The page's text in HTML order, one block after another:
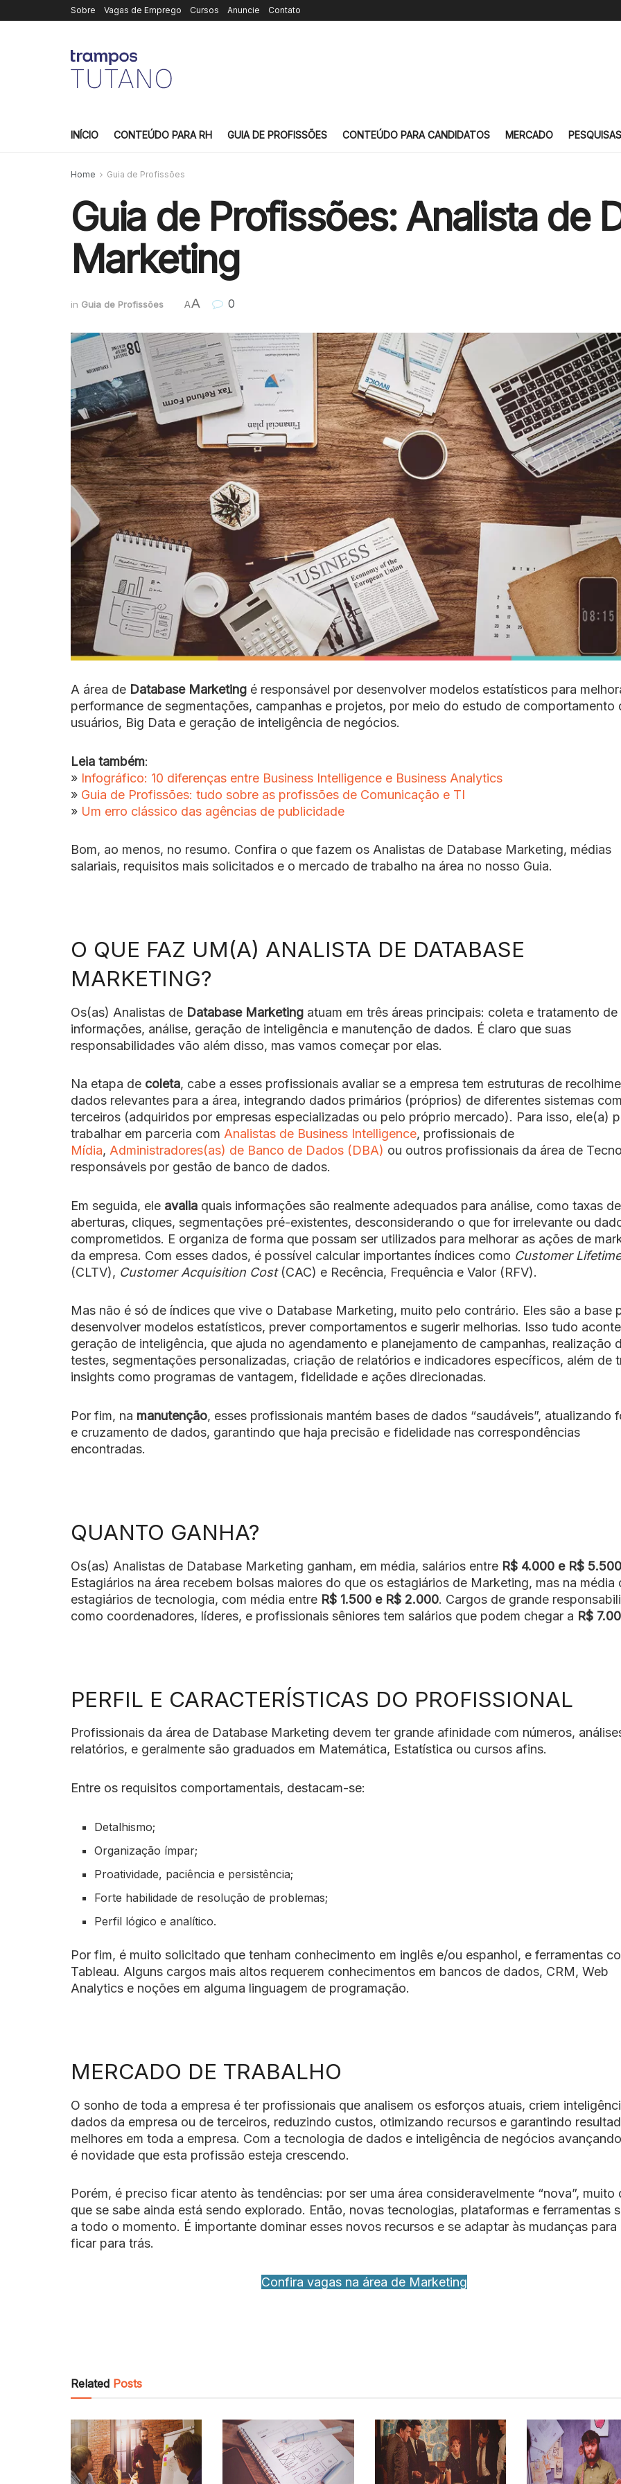
Sobre Vagas de Emprego Cursos Anuncie Contato
INÍCIO CONTEÚDO PARA RH GUIA DE PROFISSÕES CONTEÚDO PARA CANDIDATOS MERCADO PESQUISAS
Home Guia de Profissões
Guia de Profissões: Analista de
Marketing
in Guia de Profissões AA 0
A área de Database Marketing é responsável por desenvolver modelos estatísticos para
performance de segmentações, campanhas e projetos, por meio do estudo de comportamento
usuários, Big Data e geração de inteligência de negócios.
Leia também:
» Infográfico: 10 diferenças entre Business Intelligence e Business Analytics
» Guia de Profissões: tudo sobre as profissões de Comunicação e TI
» Um erro clássico das agências de publicidade
Bom, ao menos, no resumo. Confira o que fazem os Analistas de Database Marketing, médias
salariais, requisitos mais solicitados e o mercado de trabalho na área no nosso Guia.
O QUE FAZ UM(A) ANALISTA DE DATABASE
MARKETING?
Os(as) Analistas de Database Marketing atuam em três áreas principais: coleta e tratamento de
informações, análise, geração de inteligência e manutenção de dados. É claro que suas
responsabilidades vão além disso, mas vamos começar por elas.
Na etapa de coleta, cabe a esses profissionais avaliar se a empresa tem estruturas de
dados relevantes para a área, integrando dados primários (próprios) de diferentes sistemas
terceiros (adquiridos por empresas especializadas ou pelo próprio mercado). Para isso, ele(a)
trabalhar em parceria com Analistas de Business Intelligence, profissionais de
Mídia, Administradores(as) de Banco de Dados (DBA) ou outros profissionais da área de
responsáveis por gestão de banco de dados.
Em seguida, ele avalia quais informações são realmente adequados para análise, como taxas de
aberturas, cliques, segmentações pré-existentes, desconsiderando o que for irrelevante ou
comprometidos. E organiza de forma que possam ser utilizados para melhorar as ações de
da empresa. Com esses dados, é possível calcular importantes índices como Customer
(CLTV), Customer Acquisition Cost(CAC) e Recência, Frequência e Valor (RFV).
Mas não é só de índices que vive o Database Marketing, muito pelo contrário. Eles são a base
desenvolver modelos estatísticos, prever comportamentos e sugerir melhorias. Isso tudo
geração de inteligência, que ajuda no agendamento e planejamento de campanhas, realização
testes, segmentações personalizadas, criação de relatórios e indicadores específicos, além de
insights como programas de vantagem, fidelidade e ações direcionadas.
Por fim, na manutenção, esses profissionais mantém bases de dados “saudáveis”, atualizando
e cruzamento de dados, garantindo que haja precisão e fidelidade nas correspondências
encontradas.
QUANTO GANHA?
Os(as) Analistas de Database Marketing ganham, em média, salários entre R$ 4.000 e R$ 5.500
Estagiários na área recebem bolsas maiores do que os estagiários de Marketing, mas na média
estagiários de tecnologia, com média entre R$ 1.500 e R$ 2.000. Cargos de grande
como coordenadores, líderes, e profissionais sêniores tem salários que podem chegar a R$
PERFIL E CARACTERÍSTICAS DO PROFISSIONAL
Profissionais da área de Database Marketing devem ter grande afinidade com números,
relatórios, e geralmente são graduados em Matemática, Estatística ou cursos afins.
Entre os requisitos comportamentais, destacam-se:
Detalhismo;
Organização ímpar;
Proatividade, paciência e persistência;
Forte habilidade de resolução de problemas;
Perfil lógico e analítico.
Por fim, é muito solicitado que tenham conhecimento em inglês e/ou espanhol, e ferramentas
Tableau. Alguns cargos mais altos requerem conhecimentos em bancos de dados, CRM, Web
Analytics e noções em alguma linguagem de programação.
MERCADO DE TRABALHO
O sonho de toda a empresa é ter profissionais que analisem os esforços atuais, criem
dados da empresa ou de terceiros, reduzindo custos, otimizando recursos e garantindo
melhores em toda a empresa. Com a tecnologia de dados e inteligência de negócios
é novidade que esta profissão esteja crescendo.
Porém, é preciso ficar atento às tendências: por ser uma área consideravelmente “nova”, muito
que se sabe ainda está sendo explorado. Então, novas tecnologias, plataformas e ferramentas
a todo o momento. É importante dominar esses novos recursos e se adaptar às mudanças para
ficar para trás.
Confira vagas na área de Marketing
Related Posts